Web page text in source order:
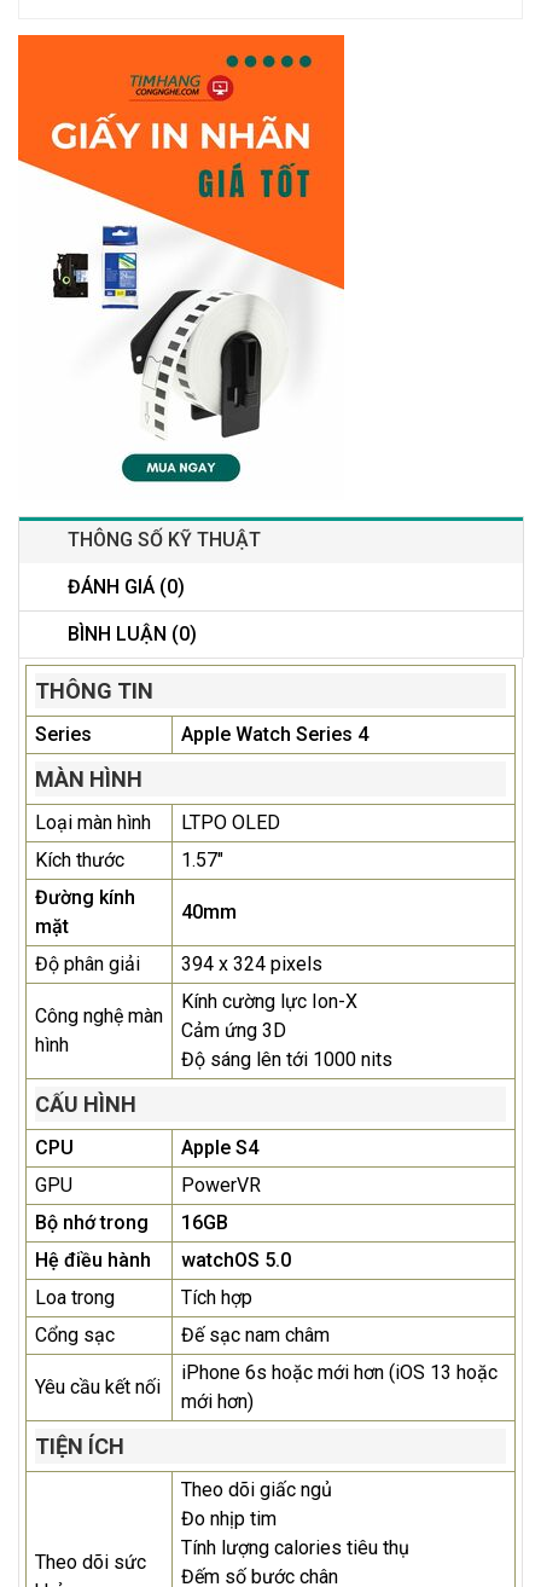
THÔNG SỐ KỸ THUẬT
ĐÁNH GIÁ (0)
BÌNH LUẬN (0)
THÔNG TIN
Series Apple Watch Series 4
MÀN HÌNH
Loại màn hình
LTPO OLED
Kích thước
1.57"
Đường kính
mặt
40mm
Độ phân giải 394 x 324 pixels
Công nghệ màn
hình
Kính cường lực Ion-X
Cảm ứng 3D
Độ sáng lên tới 1000 nits
CẤU HÌNH
CPU
Apple S4
GPU
PowerVR
Bộ nhớ trong
16GB
Hệ điều hành
watchOS 5.0
Loa trong
Tích hợp
Cổng sạc
Đế sạc nam châm
Yêu cầu kết nối
iPhone 6s hoặc mới hơn (iOS 13 hoặc
mới hơn)
TIỆN ÍCH
Theo dõi sức
Theo dõi giấc ngủ
Đo nhịp tim
Tính lượng calories tiêu thụ
Đếm số bước chân